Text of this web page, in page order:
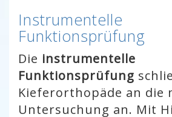
Instrumentelle
Funktionsprüfung
Die instrumentelle
Funktionsprüfung
Kieferorthopäde an die
Untersuchung an. Mit